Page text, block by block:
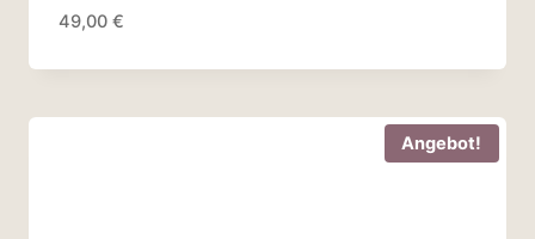
49,00 €
Angebot!